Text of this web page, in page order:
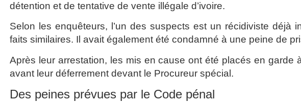
détention et de tentative de vente illégale d’ivoire.
Selon les enquêteurs, l’un des suspects est un récidiviste déjà
faits similaires. Il avait également été condamné à une peine de
Après leur arrestation, les mis en cause ont été placés en garde
avant leur déferrement devant le Procureur spécial.
Des peines prévues par le Code pénal